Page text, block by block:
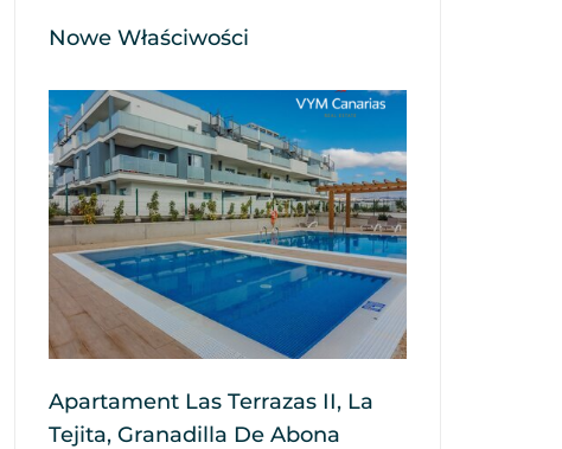
Nowe Właściwości
Apartament Las Terrazas II, La
Tejita, Granadilla De Abona